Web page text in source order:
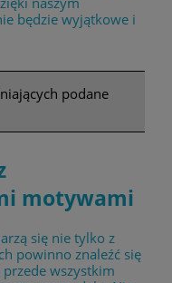
będzie wyjątkowe i
podane
motywami
się nie tylko z
powinno znaleźć się
wszystkim